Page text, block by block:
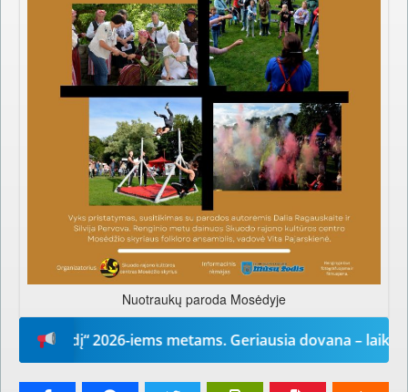
Nuotraukų paroda Mosėdyje
žodį“ 2026-iems metams. Geriausia dovana – laikraštis!